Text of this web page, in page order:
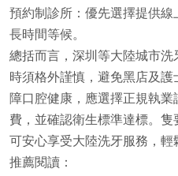
預約制診所：優先選擇提供
長時間等候。
總括而言，深圳等大陸城市
時須格外謹慎，避免黑店及
障口腔健康，應選擇正規執
費，並確認衛生標準達標。
可安心享受大陸洗牙服務，輕
推薦閱讀：